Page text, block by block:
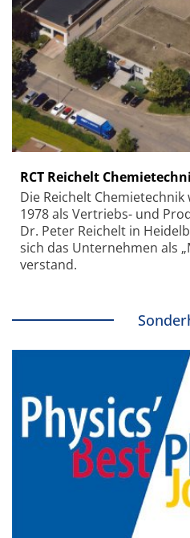
RCT Reichelt
Die Reichelt
1978 als Vertriebs- und
Dr. Peter Reichelt in
sich das Unternehmen als
verstand.